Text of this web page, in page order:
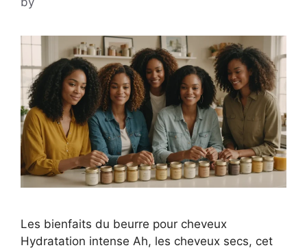
Les bienfaits du beurre pour cheveux
Hydratation intense Ah, les cheveux secs, cet